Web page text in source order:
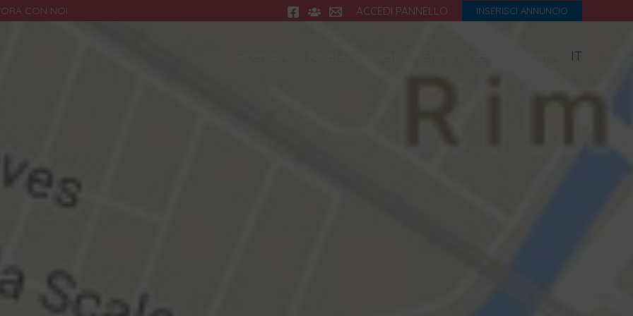
CON NOI ACCEDI PANNELLO INSERISCI ANNUNCIO
IT